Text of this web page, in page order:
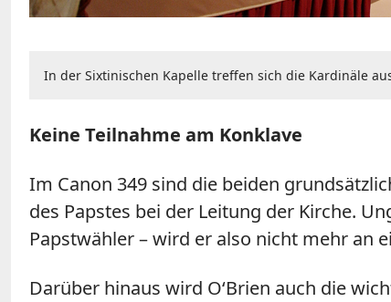
In der Sixtinischen Kapelle treffen sich die Kardinäle
Keine Teilnahme am Konklave
Im Canon 349 sind die beiden
des Papstes bei der Leitung der Kirche.
Papstwähler – wird er also nicht mehr an
Darüber hinaus wird O‘Brien auch die